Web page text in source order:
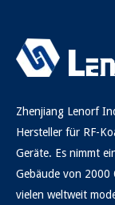
Zhenjiang Lenorf
Hersteller für RF-
Geräte. Es nimmt
Gebäude von 2000
vielen weltweit